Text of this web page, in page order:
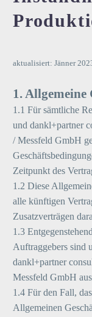
aktualisiert: Jänner
1.
1.1 Für sämtliche
und dankl+partner
/ Messfeld GmbH
Zeitpunkt des
1.2 Diese
alle künftigen
Zusatzverträgen
1.3
Auftraggebers sind
dankl+partner
Messfeld GmbH
1.4 Für den Fall,
Allgemeinen